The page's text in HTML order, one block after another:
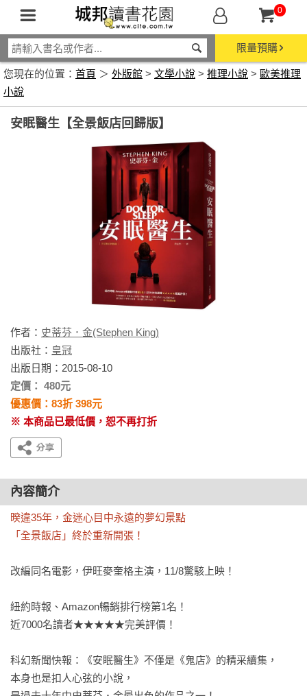
0
限量預購
您現在的位置： 首頁 ＞ 外版館 > 文學小說 > 推理小說 > 歐美推理
小說
安眠醫生【全景飯店回歸版】
作者： 史蒂芬．金(Stephen King)
出版社： 皇冠
出版日期：2015-08-10
定價： 480元
優惠價：83折 398元
※ 本商品已最低價，恕不再打折
內容簡介
暌違35年，金迷心目中永遠的夢幻景點
「全景飯店」終於重新開張！
改編同名電影，伊旺麥奎格主演，11/8驚駭上映！
紐約時報、Amazon暢銷排行榜第1名！
近7000名讀者★★★★★完美評價！
科幻新聞快報：《安眠醫生》不僅是《鬼店》的精采續集，
本身也是扣人心弦的小說，